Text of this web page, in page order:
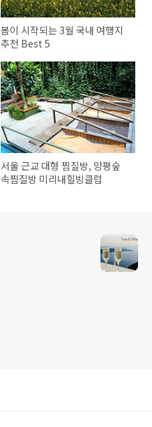
봄이 시작되는 3월 국내 여행지
추천 Best 5
서울 근교 대형 찜질방, 양평숲
속찜질방 미리내힐빙클럽